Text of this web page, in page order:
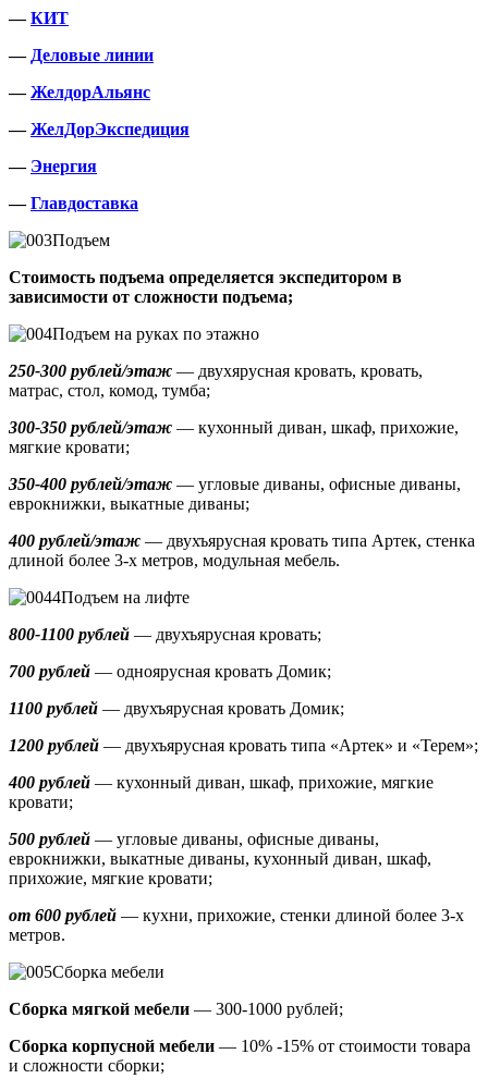
—КИТ
— Деловые линии
—ЖелдорАльянс
—ЖелДорЭкспедиция
— Энергия
—Главдоставка
Подъем
Стоимость подъема определяется экспедитором в
зависимости от сложности подъема;
Подъем на руках по этажно
250-300 рублей/этаж — двухярусная кровать, кровать,
матрас, стол, комод, тумба;
300-350 рублей/этаж — кухонный диван, шкаф, прихожие,
мягкие кровати;
350-400 рублей/этаж — угловые диваны, офисные диваны,
еврокнижки, выкатные диваны;
400 рублей/этаж — двухъярусная кровать типа Артек, стенка
длиной более 3-х метров, модульная мебель.
Подъем на лифте
800-1100 рублей — двухъярусная кровать;
700 рублей — одноярусная кровать Домик;
1100 рублей — двухъярусная кровать Домик;
1200 рублей — двухъярусная кровать типа «Артек» и «Терем»;
400 рублей — кухонный диван, шкаф, прихожие, мягкие
кровати;
500 рублей — угловые диваны, офисные диваны,
еврокнижки, выкатные диваны, кухонный диван, шкаф,
прихожие, мягкие кровати;
от 600 рублей — кухни, прихожие, стенки длиной более 3-х
метров.
Сборка мебели
Сборка мягкой мебели — 300-1000 рублей;
Сборка корпусной мебели — 10% -15% от стоимости товара
и сложности сборки;